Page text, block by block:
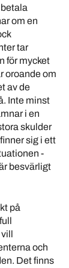
om en
tar
för mycket
oroande om
av de
Inte minst
i en
skulder
sig i ett
-
besvärligt
på
och
Det finns